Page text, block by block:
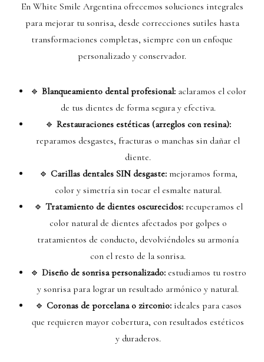
En White Smile Argentina ofrecemos soluciones integrales
para mejorar tu sonrisa, desde correcciones sutiles hasta
transformaciones completas, siempre con un enfoque
personalizado y conservador.
🔹 Blanqueamiento dental profesional:aclaramos el color
de tus dientes de forma segura y efectiva.
🔹 Restauraciones estéticas (arreglos con resina):
reparamos desgastes, fracturas o manchas sin dañar el
diente.
🔹 Carillas dentales SIN desgaste:mejoramos forma,
color y simetría sin tocar el esmalte natural.
🔹 Tratamiento de dientes oscurecidos:recuperamos el
color natural de dientes afectados por golpes o
tratamientos de conducto, devolviéndoles su armonía
con el resto de la sonrisa.
🔹 Diseño de sonrisa personalizado:estudiamos tu rostro
y sonrisa para lograr un resultado armónico y natural.
🔹 Coronas de porcelana o zirconio:ideales para casos
que requieren mayor cobertura, con resultados estéticos
y duraderos.